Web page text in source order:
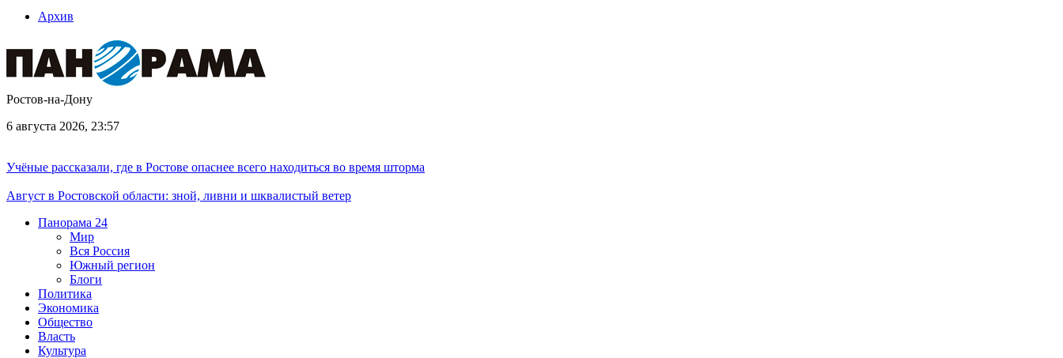
Архив
Ростов-на-Дону
6 августа 2026, 23:57
Учёные рассказали, где в Ростове опаснее всего находиться во время шторма
Август в Ростовской области: зной, ливни и шквалистый ветер
Панорама 24
Мир
Вся Россия
Южный регион
Блоги
Политика
Экономика
Общество
Власть
Культура